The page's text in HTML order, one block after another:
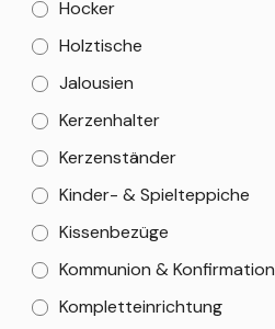
Hocker
Holztische
Jalousien
Kerzenhalter
Kerzenständer
Kinder- & Spielteppiche
Kissenbezüge
Kommunion & Konfirmation
Kompletteinrichtung